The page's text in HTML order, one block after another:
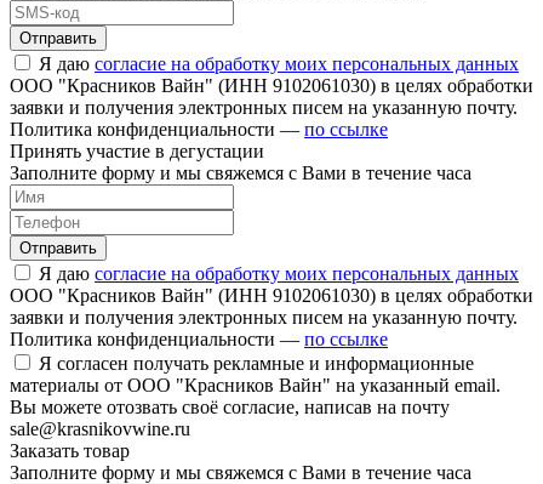
Отправить
Я даю согласие на обработку моих персональных данных
ООО "Красников Вайн" (ИНН 9102061030) в целях обработки
заявки и получения электронных писем на указанную почту.
Политика конфиденциальности — по ссылке
Принять участие в дегустации
Заполните форму и мы свяжемся с Вами в течение часа
Отправить
Я даю согласие на обработку моих персональных данных
ООО "Красников Вайн" (ИНН 9102061030) в целях обработки
заявки и получения электронных писем на указанную почту.
Политика конфиденциальности — по ссылке
Я согласен получать рекламные и информационные
материалы от ООО "Красников Вайн" на указанный email.
Вы можете отозвать своё согласие, написав на почту
sale@krasnikovwine.ru
Заказать товар
Заполните форму и мы свяжемся с Вами в течение часа